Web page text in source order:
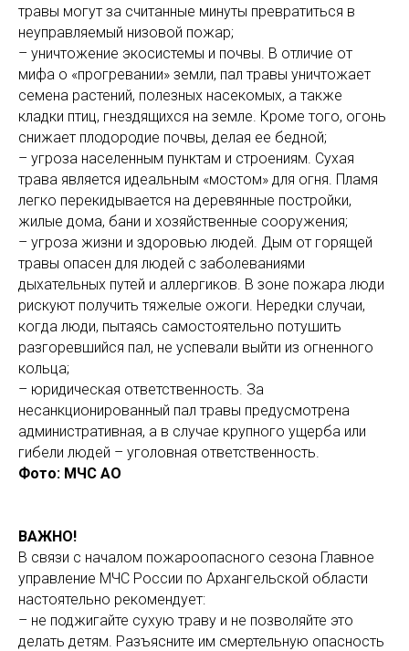
травы могут за считанные минуты превратиться в
неуправляемый низовой пожар;
– уничтожение экосистемы и почвы. В отличие от
мифа о «прогревании» земли, пал травы уничтожает
семена растений, полезных насекомых, а также
кладки птиц, гнездящихся на земле. Кроме того, огонь
снижает плодородие почвы, делая ее бедной;
– угроза населенным пунктам и строениям. Сухая
трава является идеальным «мостом» для огня. Пламя
легко перекидывается на деревянные постройки,
жилые дома, бани и хозяйственные сооружения;
– угроза жизни и здоровью людей. Дым от горящей
травы опасен для людей с заболеваниями
дыхательных путей и аллергиков. В зоне пожара люди
рискуют получить тяжелые ожоги. Нередки случаи,
когда люди, пытаясь самостоятельно потушить
разгоревшийся пал, не успевали выйти из огненного
кольца;
– юридическая ответственность. За
несанкционированный пал травы предусмотрена
административная, а в случае крупного ущерба или
гибели людей – уголовная ответственность.
Фото: МЧС АО
ВАЖНО!
В связи с началом пожароопасного сезона Главное
управление МЧС России по Архангельской области
настоятельно рекомендует:
– не поджигайте сухую траву и не позволяйте это
делать детям. Разъясните им смертельную опасность